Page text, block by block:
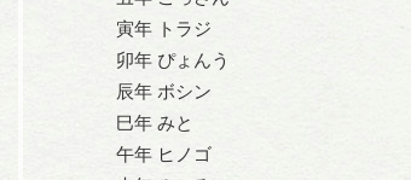
寅年 トラジ
卯年 ぴょんう
辰年 ボシン
巳年 みと
午年 ヒノゴ